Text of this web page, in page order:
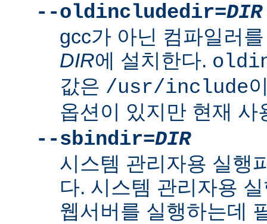
--oldincludedir=DIR
gcc가 아닌 컴파일러
DIR에 설치한다.
값은 /usr/include
옵션이 있지만 현재 사
--sbindir=DIR
시스템 관리자용 실행
다. 시스템 관리자용
웹서버를 실행하는데